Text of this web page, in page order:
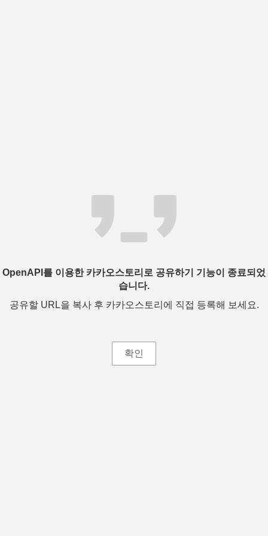
OpenAPI를 이용한 카카오스토리로 공유하기 기능이 종료되었
습니다.
공유할 URL을 복사 후 카카오스토리에 직접 등록해 보세요.
확인